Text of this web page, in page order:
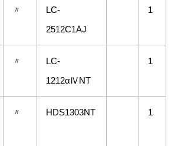
〃
LC-
2512C1AJ
1
〃
LC-
1212αⅣNT
1
〃 HDS1303NT 1